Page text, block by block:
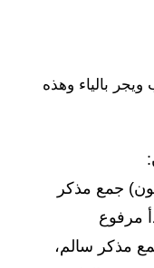
بالياء وهذه
جمع مذكر
مرفوع
مذكر سالم،